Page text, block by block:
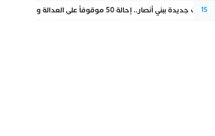
15
تطورات جديدة ببني أنصار.. إحالة 50 موقوفاً على العدالة ومتابعات بتهم ثقيلة